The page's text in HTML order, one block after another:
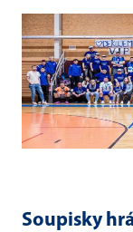
Soupisky